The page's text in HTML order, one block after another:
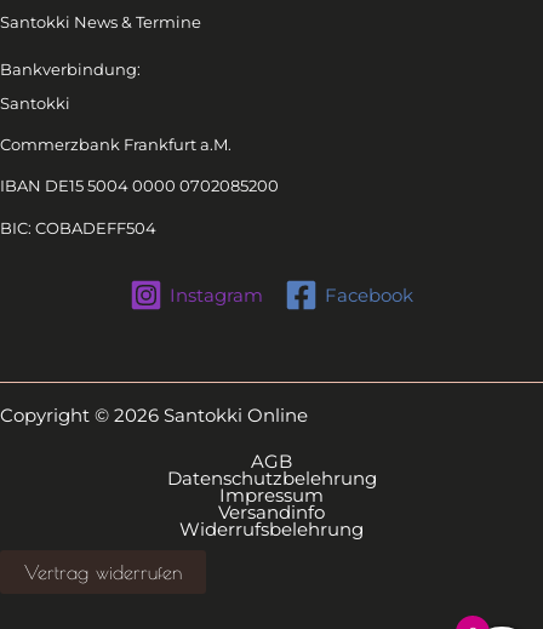
Santokki News & Termine
Bankverbindung:
Santokki
Commerzbank Frankfurt a.M.
IBAN DE15 5004 0000 0702085200
BIC: COBADEFF504
Instagram Facebook
Copyright © 2026 Santokki Online
AGB
Datenschutzbelehrung
Impressum
Versandinfo
Widerrufsbelehrung
Vertrag widerrufen